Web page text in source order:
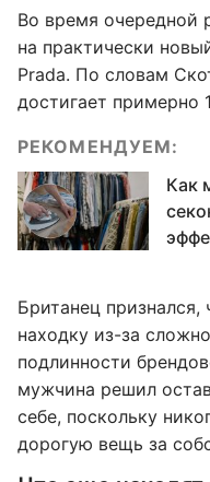
Во время очередной
на практически
Prada. По словам
достигает примерно
РЕКОМЕНДУЕМ:
Как
Британец признался,
находку из-за
подлинности
мужчина решил
себе, поскольку
дорогую вещь за